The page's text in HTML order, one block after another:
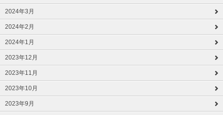
2024年3月
2024年2月
2024年1月
2023年12月
2023年11月
2023年10月
2023年9月